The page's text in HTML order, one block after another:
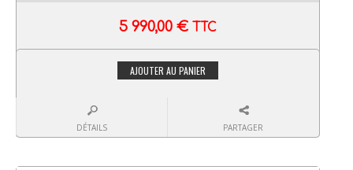
5 990,00 € TTC
AJOUTER AU PANIER
DÉTAILS PARTAGER